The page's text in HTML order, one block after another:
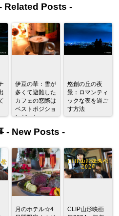
Related Posts -
伊豆の華：雪が
多くて避難した
カフェの窓際は
ベストポジショ
ンだった
悠創の丘の夜
景：ロマンティ
ックな夜を過ご
す方法
- New Posts -
月のホテル☆4
CLIP山形映画